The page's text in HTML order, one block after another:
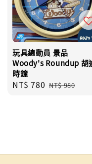
玩具總動員 景品
Woody's Roundup 胡
時鐘
Sale
NT$ 780 Regular
NT$ 980